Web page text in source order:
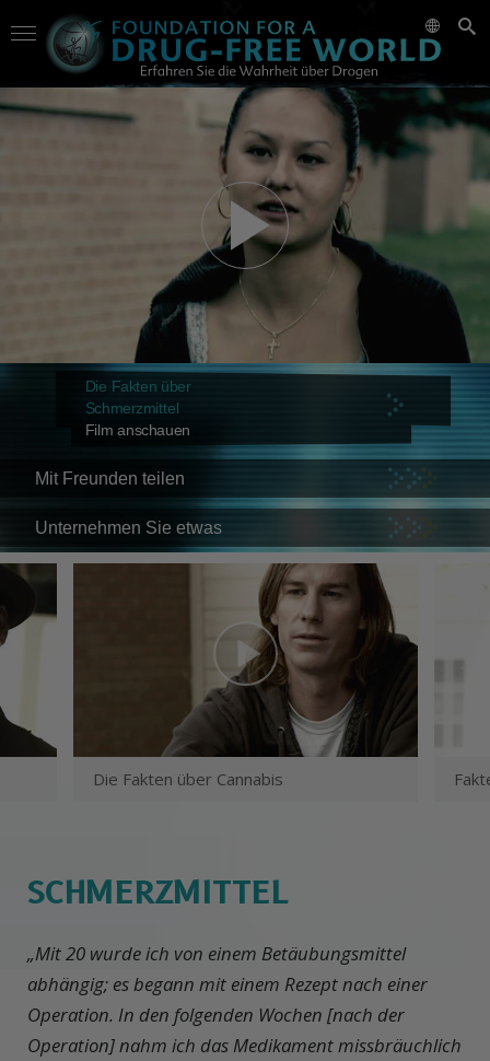
Die Fakten über
Schmerzmittel
Film anschauen
Mit Freunden teilen
Unternehmen Sie etwas
Die Fakten über Cannabis
SCHMERZMITTEL
„Mit 20 wurde ich von einem Betäubungsmittel
abhängig; es begann mit einem Rezept nach einer
Operation. In den folgenden Wochen [nach der
Operation] nahm ich das Medikament missbräuchlich